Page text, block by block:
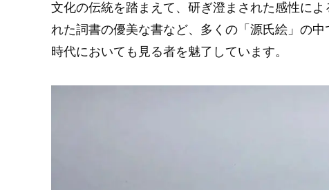
文化の伝統を踏まえて、研ぎ澄まされた感性に
れた詞書の優美な書など、多くの「源氏絵」の
時代においても見る者を魅了しています。